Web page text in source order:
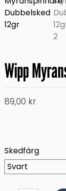
Wipp
89,00 kr
Skedfärg